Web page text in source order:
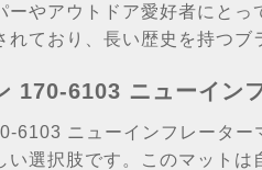
ーやアウトドア愛好者にと
れており、長い歴史を持つブ
170-6103 ニューイン
6103 ニューインフレータ
い選択肢です。このマット